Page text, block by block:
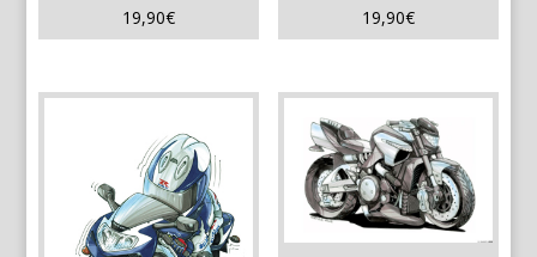
19,90€ 19,90€